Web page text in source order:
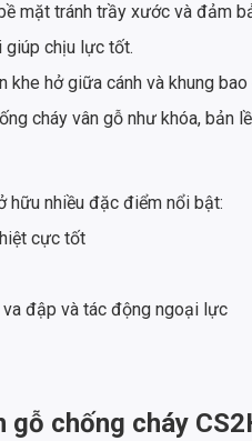
mặt tránh trầy xước và đảm
giúp chịu lực tốt.
hở giữa cánh và khung
cháy vân gỗ như khóa, bản
hữu nhiều đặc điểm nổi bật:
cực tốt
đập và tác động ngoại lực
chống cháy